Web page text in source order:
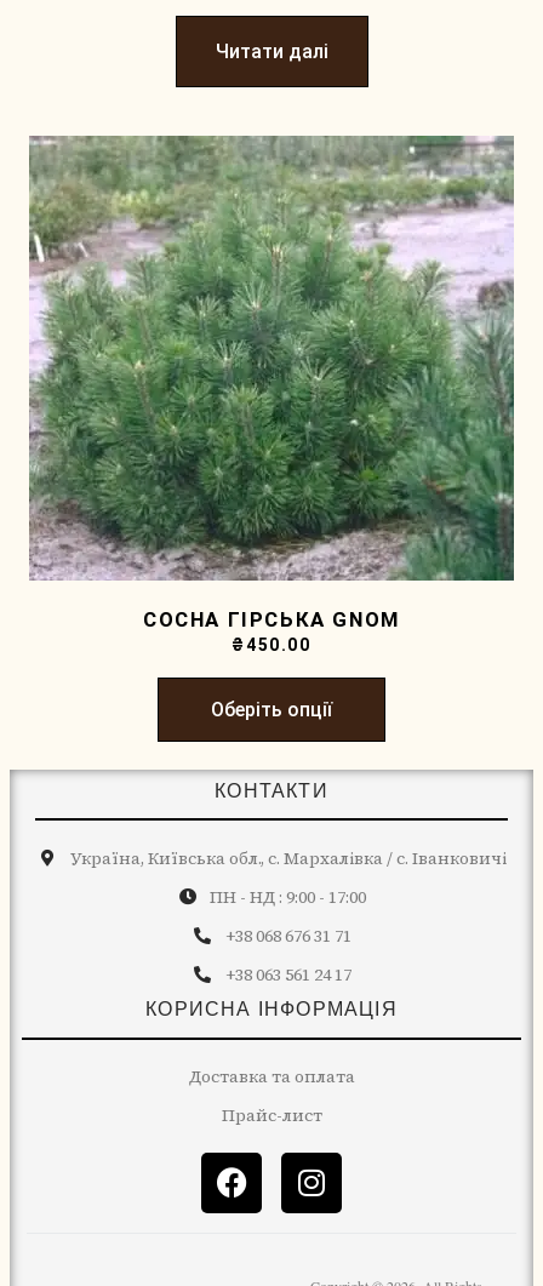
Читати далі
СОСНА ГІРСЬКА GNOM
₴450.00
Оберіть опції
КОНТАКТИ
Україна, Київська обл., с. Мархалівка / с. Іванковичі
ПН - НД : 9:00 - 17:00
+38 068 676 31 71
+38 063 561 24 17
КОРИСНА ІНФОРМАЦІЯ
Доставка та оплата
Прайс-лист